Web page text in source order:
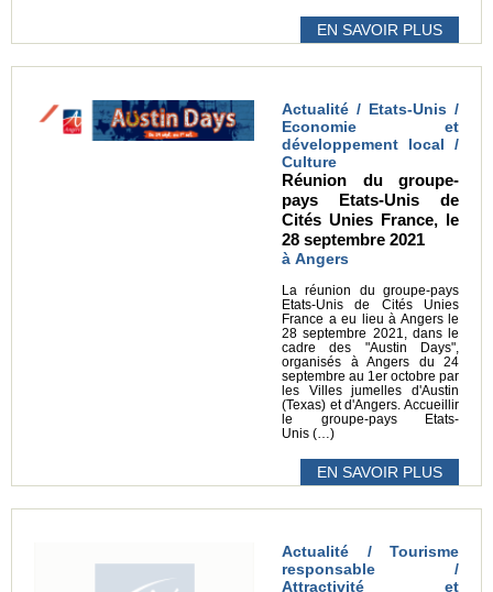
EN SAVOIR PLUS
Actualité / Etats-Unis /
Economie et
développement local /
Culture
Réunion du groupe-
pays Etats-Unis de
Cités Unies France, le
28 septembre 2021
à Angers
La réunion du groupe-pays
Etats-Unis de Cités Unies
France a eu lieu à Angers le
28 septembre 2021, dans le
cadre des "Austin Days",
organisés à Angers du 24
septembre au 1er octobre par
les Villes jumelles d'Austin
(Texas) et d'Angers. Accueillir
le groupe-pays Etats-
Unis (…)
EN SAVOIR PLUS
Actualité / Tourisme
responsable /
Attractivité et